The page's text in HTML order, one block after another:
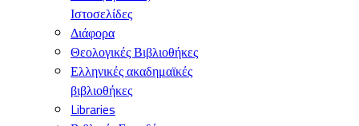
Ιστοσελίδες
Διάφορα
Θεολογικές Βιβλιοθήκες
Ελληνικές ακαδημαϊκές
βιβλιοθήκες
Libraries